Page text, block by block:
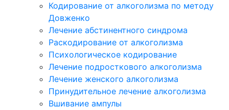
Кодирование от алкоголизма по методу
Довженко
Лечение абстинентного синдрома
Раскодирование от алкоголизма
Психологическое кодирование
Лечение подросткового алкоголизма
Лечение женского алкоголизма
Принудительное лечение алкоголизма
Вшивание ампулы